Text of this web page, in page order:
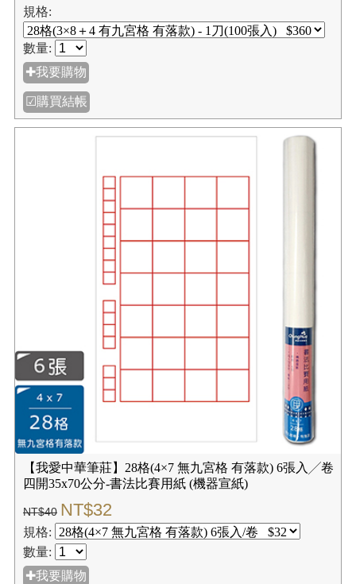
規格:
數量:
✚我要購物
☑購買結帳
【我愛中華筆莊】28格(4×7 無九宮格 有落款) 6張入╱卷
四開35x70公分-書法比賽用紙 (機器宣紙)
NT$40 NT$32
規格:
數量:
✚我要購物